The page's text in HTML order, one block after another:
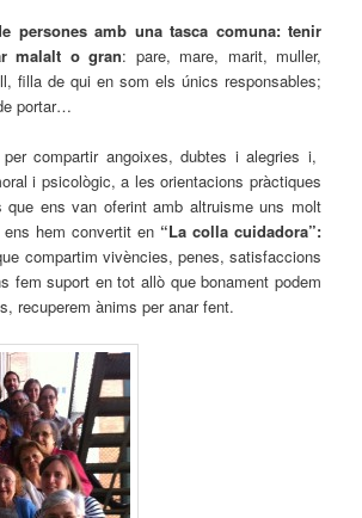
persones amb una tasca comuna: tenir
malalt o gran: pare, mare, marit, muller,
filla de qui en som els únics responsables;
portar…
compartir angoixes, dubtes i alegries i,
i psicològic, a les orientacions pràctiques
ens van oferint amb altruisme uns molt
hem convertit en “La colla cuidadora”:
compartim vivències, penes, satisfaccions
fem suport en tot allò que bonament podem
recuperem ànims per anar fent.